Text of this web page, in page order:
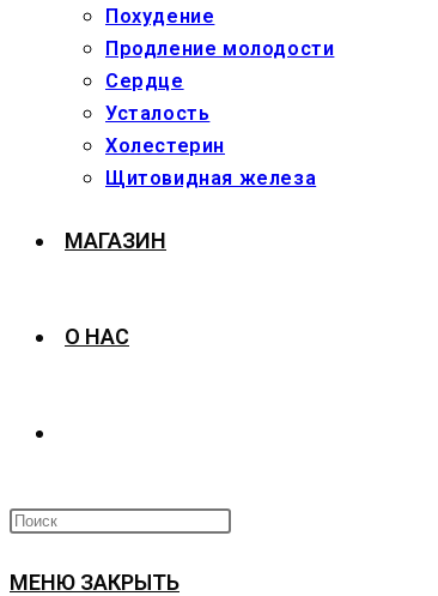
Похудение
Продление молодости
Сердце
Усталость
Холестерин
Щитовидная железа
МАГАЗИН
О НАС
ПОИСК
МЕНЮ ЗАКРЫТЬ